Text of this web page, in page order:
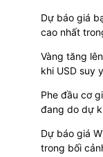
Dự báo giá
cao nhất
Vàng tăng
khi USD suy
dần
Phe đầu cơ
đang do dự
đồng USD
Dự báo giá
trong bối